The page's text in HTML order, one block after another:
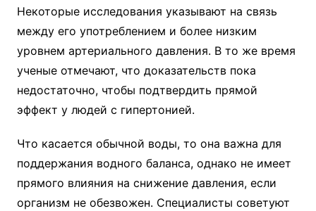
Некоторые исследования указывают на связь
между его употреблением и более низким
уровнем артериального давления. В то же время
ученые отмечают, что доказательств пока
недостаточно, чтобы подтвердить прямой
эффект у людей с гипертонией.
Что касается обычной воды, то она важна для
поддержания водного баланса, однако не имеет
прямого влияния на снижение давления, если
организм не обезвожен. Специалисты советуют